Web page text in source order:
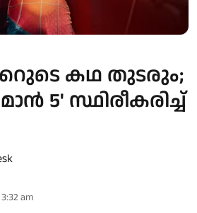
കഥ തുടരും;
5' സ്ഥിരീകരിച്ച്
am